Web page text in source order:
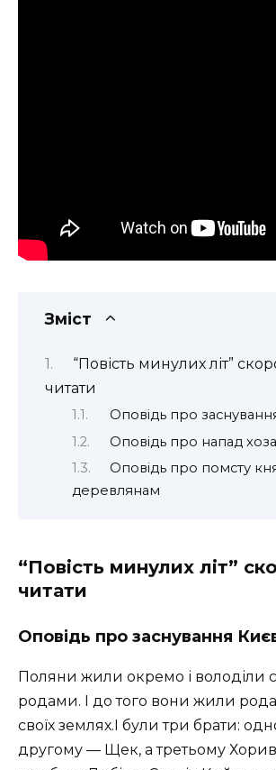
Зміст
“Повість минулих літ”
читати
Оповідь про
Оповідь про напад
Оповідь про помсту
деревлянам
“Повість минулих літ”
читати
Оповідь про заснування
Поляни жили окремо і володіли
родами. І до того вони жили
своїх землях.І були три брати:
другому — Щек, а третьому